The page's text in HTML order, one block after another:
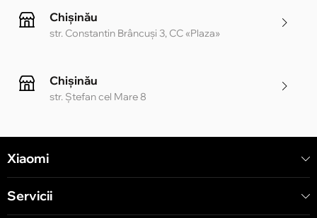
Chișinău
str. Constantin Brâncuși 3, CC «Plaza»
Chișinău
str. Ștefan cel Mare 8
Xiaomi
Servicii